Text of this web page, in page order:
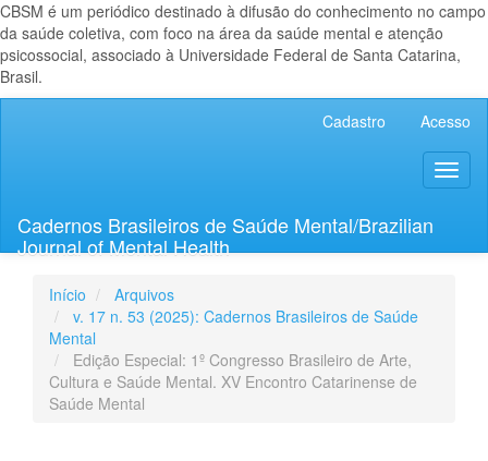
CBSM é um periódico destinado à difusão do conhecimento no campo
da saúde coletiva, com foco na área da saúde mental e atenção
psicossocial, associado à Universidade Federal de Santa Catarina,
Brasil.
Lateral
Cadastro Acesso
Cadernos Brasileiros de Saúde Mental/Brazilian
Journal of Mental Health
Início
Arquivos
v. 17 n. 53 (2025): Cadernos Brasileiros de Saúde
Mental
Edição Especial: 1º Congresso Brasileiro de Arte,
Cultura e Saúde Mental. XV Encontro Catarinense de
Saúde Mental